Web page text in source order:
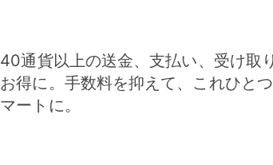
40通貨以上の送金、支払い、受け取
お得に。手数料を抑えて、これひと
マートに。